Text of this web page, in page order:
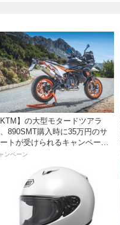
KTM】の大型モタードツアラ
890SMT購入時に35万円のサ
トが受けられるキャンペーン
施中！
ンペーン